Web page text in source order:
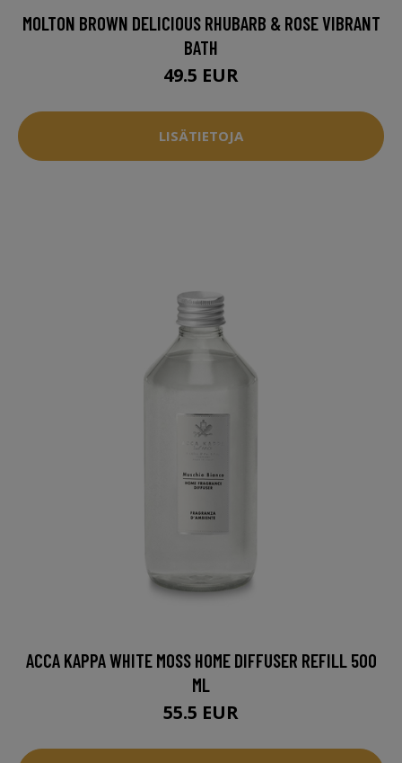
MOLTON BROWN DELICIOUS RHUBARB & ROSE VIBRANT
BATH
49.5 EUR
LISÄTIETOJA
ACCA KAPPA WHITE MOSS HOME DIFFUSER REFILL 500
ML
55.5 EUR